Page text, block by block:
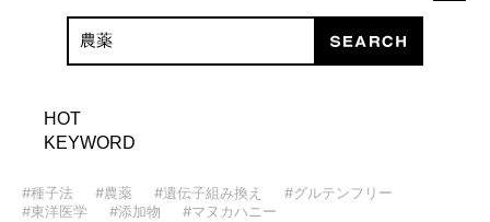
HOT
KEYWORD
#種子法 #農薬 #遺伝子組み換え
#グルテンフリー
#東洋医学
#添加物 #マヌカハニー